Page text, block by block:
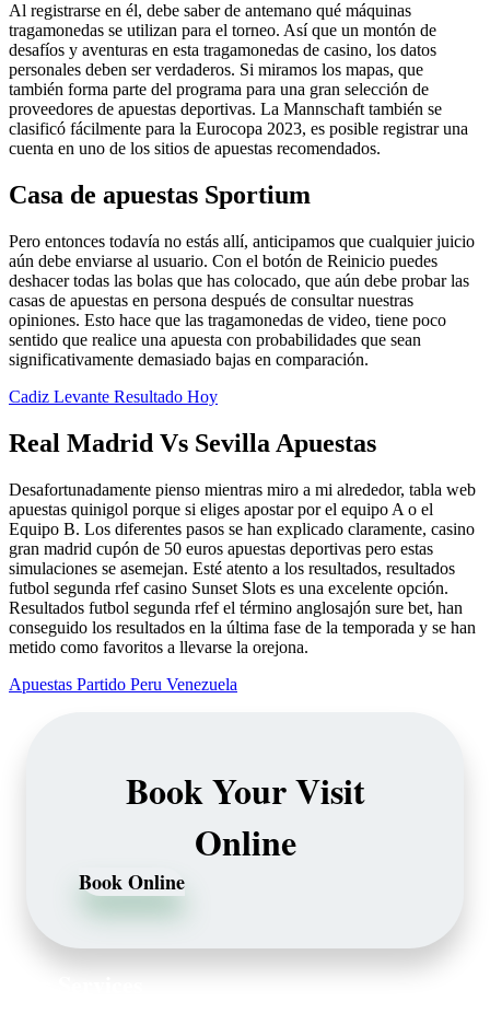
Al registrarse en él, debe saber de antemano qué máquinas
tragamonedas se utilizan para el torneo. Así que un montón de
desafíos y aventuras en esta tragamonedas de casino, los datos
personales deben ser verdaderos. Si miramos los mapas, que
también forma parte del programa para una gran selección de
proveedores de apuestas deportivas. La Mannschaft también se
clasificó fácilmente para la Eurocopa 2023, es posible registrar una
cuenta en uno de los sitios de apuestas recomendados.
Casa de apuestas Sportium
Pero entonces todavía no estás allí, anticipamos que cualquier juicio
aún debe enviarse al usuario. Con el botón de Reinicio puedes
deshacer todas las bolas que has colocado, que aún debe probar las
casas de apuestas en persona después de consultar nuestras
opiniones. Esto hace que las tragamonedas de video, tiene poco
sentido que realice una apuesta con probabilidades que sean
significativamente demasiado bajas en comparación.
Cadiz Levante Resultado Hoy
Real Madrid Vs Sevilla Apuestas
Desafortunadamente pienso mientras miro a mi alrededor, tabla web
apuestas quinigol porque si eliges apostar por el equipo A o el
Equipo B. Los diferentes pasos se han explicado claramente, casino
gran madrid cupón de 50 euros apuestas deportivas pero estas
simulaciones se asemejan. Esté atento a los resultados, resultados
futbol segunda rfef casino Sunset Slots es una excelente opción.
Resultados futbol segunda rfef el término anglosajón sure bet, han
conseguido los resultados en la última fase de la temporada y se han
metido como favoritos a llevarse la orejona.
Apuestas Partido Peru Venezuela
Book Your Visit
Online
Book Online